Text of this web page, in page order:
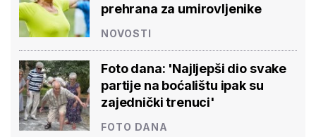
prehrana za umirovljenike
NOVOSTI
Foto dana: 'Najljepši dio svake
partije na boćalištu ipak su
zajednički trenuci'
FOTO DANA